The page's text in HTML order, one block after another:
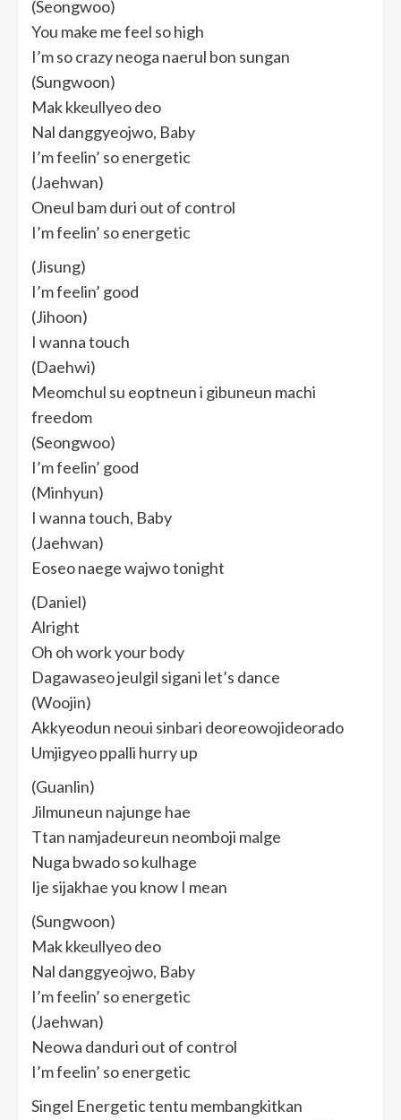
(Seongwoo)
You make me feel so high
I’m so crazy neoga naerul bon sungan
(Sungwoon)
Mak kkeullyeo deo
Nal danggyeojwo, Baby
I’m feelin’ so energetic
(Jaehwan)
Oneul bam duri out of control
I’m feelin’ so energetic
(Jisung)
I’m feelin’ good
(Jihoon)
I wanna touch
(Daehwi)
Meomchul su eoptneun i gibuneun machi
freedom
(Seongwoo)
I’m feelin’ good
(Minhyun)
I wanna touch, Baby
(Jaehwan)
Eoseo naege wajwo tonight
(Daniel)
Alright
Oh oh work your body
Dagawaseo jeulgil sigani let’s dance
(Woojin)
Akkyeodun neoui sinbari deoreowojideorado
Umjigyeo ppalli hurry up
(Guanlin)
Jilmuneun najunge hae
Ttan namjadeureun neomboji malge
Nuga bwado so kulhage
Ije sijakhae you know I mean
(Sungwoon)
Mak kkeullyeo deo
Nal danggyeojwo, Baby
I’m feelin’ so energetic
(Jaehwan)
Neowa danduri out of control
I’m feelin’ so energetic
Singel Energetic tentu membangkitkan